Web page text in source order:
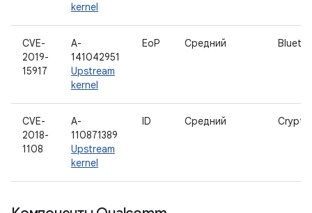
kernel
CVE-
2019-
15917
A-
141042951
Upstream
kernel
EoP Средний
CVE-
2018-
1108
A-
110871389
Upstream
kernel
ID Средний Crypto